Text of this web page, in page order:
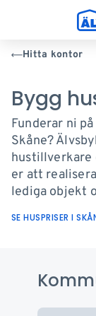
Hitta kontor
Bygg
Funderar ni
Skåne?
hustillverkare
er att
lediga objekt
SE HUSPRISER I